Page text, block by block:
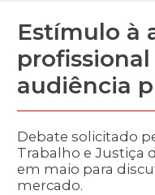
Estímulo à
audiência
Debate solicitado
Trabalho e Justiça
em maio para
mercado.